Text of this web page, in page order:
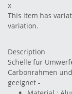
x
This item has
variation.
Description
Schelle für
Carbonrahmen
geeignet -